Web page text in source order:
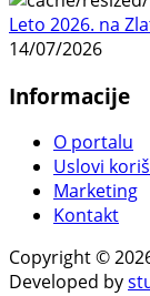
Leto 2026. na
14/07/2026
Informacije
O portalu
Uslovi
Marketing
Kontakt
Copyright ©
Developed by